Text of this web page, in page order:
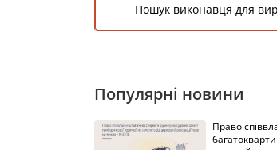
Пошук виконавця для
Популярні новини
Право